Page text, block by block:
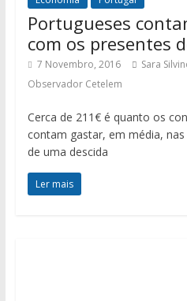
Portugueses
com os presentes
7 Novembro, 2016 Sara
Observador Cetelem
Cerca de 211€ é quanto os
contam gastar, em média,
de uma descida
Ler mais